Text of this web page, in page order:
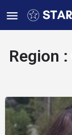
Region :